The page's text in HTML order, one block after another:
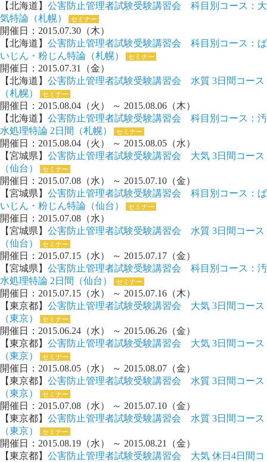
【北海道】 公害防止管理者試験受験講習会 科目別コース：大
気特論（札幌）
セミナー
開催日：2015.07.30（木）
【北海道】 公害防止管理者試験受験講習会 科目別コース：ば
いじん・粉じん特論（札幌）
セミナー
開催日：2015.07.31（金）
【北海道】 公害防止管理者試験受験講習会 水質 3日間コース
（札幌）
セミナー
開催日：2015.08.04（火） ～ 2015.08.06（木）
【北海道】 公害防止管理者試験受験講習会 科目別コース：汚
水処理特論 2日間（札幌）
セミナー
開催日：2015.08.04（火） ～ 2015.08.05（水）
【宮城県】 公害防止管理者試験受験講習会 大気 3日間コース
（仙台）
セミナー
開催日：2015.07.08（水） ～ 2015.07.10（金）
【宮城県】 公害防止管理者試験受験講習会 科目別コース：ば
いじん・粉じん特論（仙台）
セミナー
開催日：2015.07.08（水）
【宮城県】 公害防止管理者試験受験講習会 水質 3日間コース
（仙台）
セミナー
開催日：2015.07.15（水） ～ 2015.07.17（金）
【宮城県】 公害防止管理者試験受験講習会 科目別コース：汚
水処理特論 2日間（仙台）
セミナー
開催日：2015.07.15（水） ～ 2015.07.16（木）
【東京都】 公害防止管理者試験受験講習会 大気 3日間コース
（東京）
セミナー
開催日：2015.06.24（水） ～ 2015.06.26（金）
【東京都】 公害防止管理者試験受験講習会 大気 3日間コース
（東京）
セミナー
開催日：2015.08.05（水） ～ 2015.08.07（金）
【東京都】 公害防止管理者試験受験講習会 水質 3日間コース
（東京）
セミナー
開催日：2015.07.08（水） ～ 2015.07.10（金）
【東京都】 公害防止管理者試験受験講習会 水質 3日間コース
（東京）
セミナー
開催日：2015.08.19（水） ～ 2015.08.21（金）
【東京都】 公害防止管理者試験受験講習会 大気 休日4日間コ